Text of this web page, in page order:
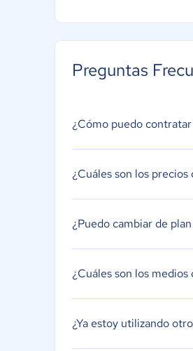
Preguntas
¿Cómo puedo
¿Cuáles son los
¿Puedo cambiar de
¿Cuáles son los
¿Ya estoy utilizando